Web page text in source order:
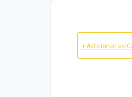
+ Adicionar ao